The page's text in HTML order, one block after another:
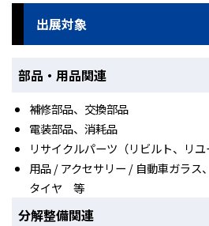
出展対象
部品・用品関連
補修部品、交換部品
電装部品、消耗品
リサイクルパーツ（リビルト、リユ
用品 / アクセサリー / 自動車ガラス、
タイヤ 等
分解整備関連